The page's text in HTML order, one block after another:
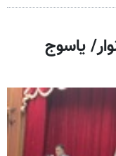
زمین به ۵۴٠ خانوار/ یاسوج